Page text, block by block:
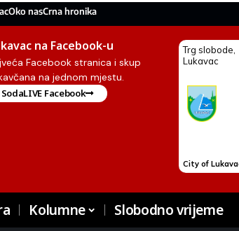
Oko nasCrna hronika
na Facebook-u
Facebook stranica i skup
na jednom mjestu.
SodaLIVE Facebook
Kolumne Slobodno vrijeme